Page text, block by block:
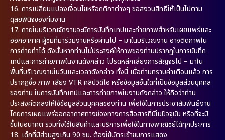
16. การเปลี่ยนแปลงเงื่อนไขหรือกติกาต่างๆ ขอสงวนสิทธิ์ให้เป็นไปตาม
ดุลยพินิจของทีมงาน
17. ภายในบริเวณจัดงานจะมีการบันทึกเทปและถ่ายภาพสำหรับเผยแพร่และ
ออกอากาศ ผู้ชมที่มาร่วมงานหรือผ่านไป – มาในบริเวณงาน อาจติดภาพใน
การถ่ายทำได้ ดังนั้นหากท่านไม่ประสงค์ให้ภาพของท่านปรากฏในการบันทึก
เทปและการถ่ายภาพในงานดังกล่าว โปรดหลีกเลี่ยงการสัญจรไป – มาใน
พื้นที่บริเวณงานในวันและเวลาดังกล่าว ทั้งนี้ เมื่อท่านทราบคำเตือนแล้ว การ
ปรากฏชื่อ ภาพ เสียง VTR คลิปวิดีโอ หรือข้อมูลอื่นใดที่เป็นข้อมูลส่วนบุคคล
ของท่าน ในการบันทึกเทปและการถ่ายภาพในงานดังกล่าว ให้ถือว่าท่าน
ประสงค์ตกลงให้ใช้ข้อมูลส่วนบุคคลของท่าน เพื่อใช้ในการประชาสัมพันธ์งาน
โดยการเผยแพร่ออกอากาศทางช่องทางการสื่อสารที่มีในปัจจุบัน หรือที่จะมี
ขึ้นในอนาคต รวมทั้งใช้ในสินค้าและบริการเพื่อใช้ในทางพาณิชย์ได้ทุกประการ
18. เด็กที่มีส่วนสูงเกิน 90 ซม. ต้องใช้บัตรเข้าชมการแสดง